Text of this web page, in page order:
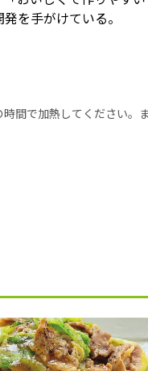
を手がけている。
間で加熱してください。ま